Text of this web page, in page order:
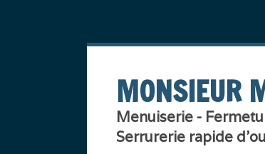
MONSIEUR
Menuiserie -
Serrurerie rapide